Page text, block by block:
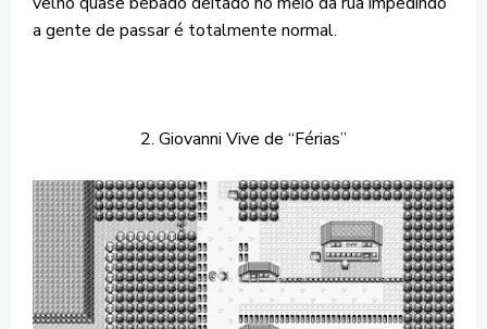
a gente de passar é totalmente normal.
2. Giovanni Vive de “Férias”